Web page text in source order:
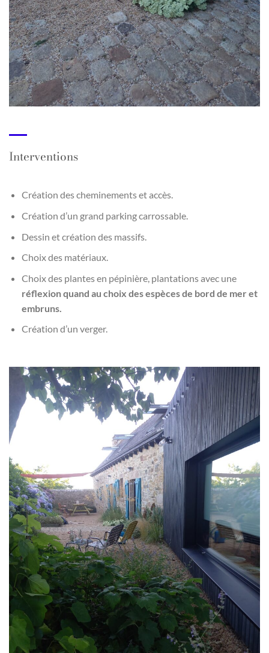
Interventions
Création des cheminements et accès.
Création d’un grand parking carrossable.
Dessin et création des massifs.
Choix des matériaux.
Choix des plantes en pépinière, plantations avec une
réflexion quand au choix des espèces de bord de mer et
embruns.
Création d’un verger.